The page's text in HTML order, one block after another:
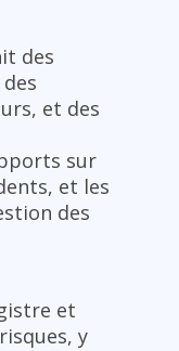
des
et des
sur
et les
des
et
y